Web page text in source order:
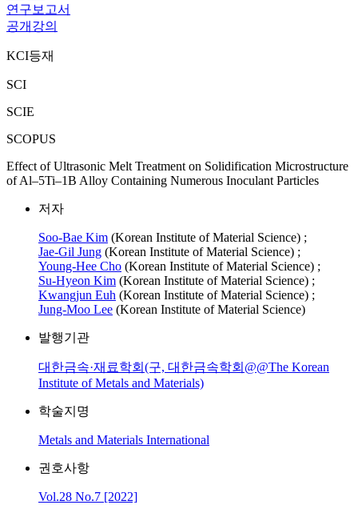
연구보고서
공개강의
KCI등재
SCI
SCIE
SCOPUS
Effect of Ultrasonic Melt Treatment on Solidification Microstructure
of Al–5Ti–1B Alloy Containing Numerous Inoculant Particles
저자
Soo‑Bae Kim (Korean Institute of Material Science) ;
Jae‑Gil Jung (Korean Institute of Material Science) ;
Young‑Hee Cho (Korean Institute of Material Science) ;
Su‑Hyeon Kim (Korean Institute of Material Science) ;
Kwangjun Euh (Korean Institute of Material Science) ;
Jung‑Moo Lee (Korean Institute of Material Science)
발행기관
대한금속·재료학회(구, 대한금속학회@@The Korean
Institute of Metals and Materials)
학술지명
Metals and Materials International
권호사항
Vol.28 No.7 [2022]